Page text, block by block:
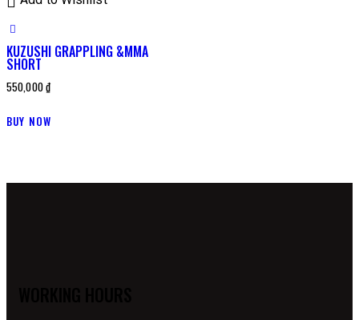
KUZUSHI GRAPPLING &MMA
SHORT
550,000₫
BUY NOW